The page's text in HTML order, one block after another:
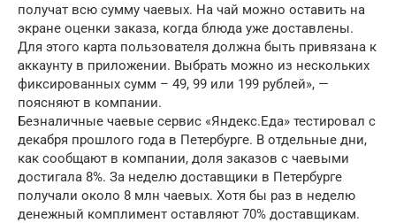
получат всю сумму чаевых. На чай можно оставить на
экране оценки заказа, когда блюда уже доставлены.
Для этого карта пользователя должна быть привязана к
аккаунту в приложении. Выбрать можно из нескольких
фиксированных сумм – 49, 99 или 199 рублей», —
поясняют в компании.
Безналичные чаевые сервис «Яндекс.Еда» тестировал с
декабря прошлого года в Петербурге. В отдельные дни,
как сообщают в компании, доля заказов с чаевыми
достигала 8%. За неделю доставщики в Петербурге
получали около 8 млн чаевых. Хотя бы раз в неделю
денежный комплимент оставляют 70% доставщикам.